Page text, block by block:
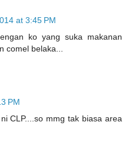
at 3:45 PM
ko yang suka makanan
comel belaka...
PM
CLP....so mmg tak biasa area